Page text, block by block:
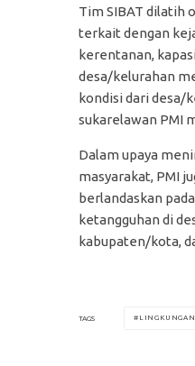
Tim SIBAT dilatih
terkait dengan
kerentanan,
desa/kelurahan
kondisi dari desa/
sukarelawan PMI
Dalam upaya
masyarakat, PMI
berlandaskan
ketangguhan di
kabupaten/kota,
TAGS